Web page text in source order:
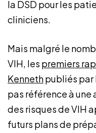
la DSD pour les
cliniciens.
Mais malgré le
VIH, les premiers
Kennethpubliés par
pas référence à
des risques de VIH
futurs plans de